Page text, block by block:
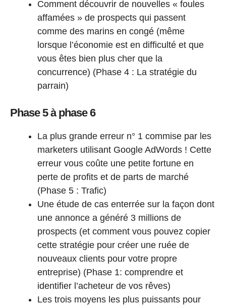
Comment découvrir de nouvelles « foules
affamées » de prospects qui passent
comme des marins en congé (même
lorsque l’économie est en difficulté et que
vous êtes bien plus cher que la
concurrence) (Phase 4 : La stratégie du
parrain)
Phase 5 à phase 6
La plus grande erreur n° 1 commise par les
marketers utilisant Google AdWords ! Cette
erreur vous coûte une petite fortune en
perte de profits et de parts de marché
(Phase 5 : Trafic)
Une étude de cas enterrée sur la façon dont
une annonce a généré 3 millions de
prospects (et comment vous pouvez copier
cette stratégie pour créer une ruée de
nouveaux clients pour votre propre
entreprise) (Phase 1: comprendre et
identifier l’acheteur de vos rêves)
Les trois moyens les plus puissants pour